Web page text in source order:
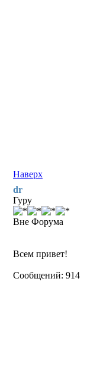
Наверх
dr
Гуру
Вне Форума
Всем привет!
Сообщений: 914